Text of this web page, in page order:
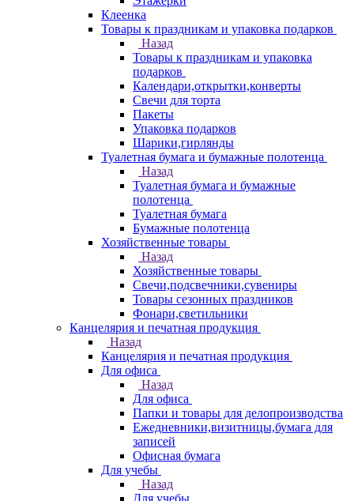
Клеенка
Товары к праздникам и упаковка подарков
Назад
Товары к праздникам и упаковка
подарков
Календари,открытки,конверты
Свечи для торта
Пакеты
Упаковка подарков
Шарики,гирлянды
Туалетная бумага и бумажные полотенца
Назад
Туалетная бумага и бумажные
полотенца
Туалетная бумага
Бумажные полотенца
Хозяйственные товары
Назад
Хозяйственные товары
Свечи,подсвечники,сувениры
Товары сезонных праздников
Фонари,светильники
Канцелярия и печатная продукция
Назад
Канцелярия и печатная продукция
Для офиса
Назад
Для офиса
Папки и товары для делопроизводства
Ежедневники,визитницы,бумага для
записей
Офисная бумага
Для учебы
Назад
Для учебы